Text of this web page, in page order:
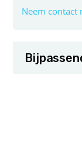
Neem contact